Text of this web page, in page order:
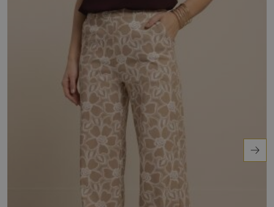
langdurig draagplezier.
Veelgestelde vraag: Is deze broek geschikt
voor dagelijks gebruik en welk seizoen?
Ja, deze broek is ideaal voor dagelijks gebruik
tijdens de Nederlandse zomermaanden. De
lichte stof houdt je koel en comfortabel.
Ontdek het zelf.